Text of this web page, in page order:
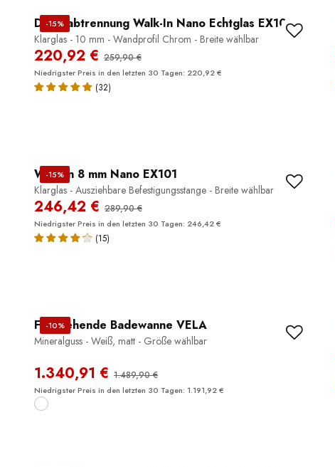
-15%
Duschabtrennung Walk-In Nano Echtglas EX101
Klarglas - 10 mm - Wandprofil Chrom - Breite wählbar
220,92 € 259,90 €
Niedrigster Preis in den letzten 30 Tagen: 220,92 €
(32)
-15%
Walk-In 8 mm Nano EX101
Klarglas - Ausziehbare Befestigungsstange - Breite wählbar
246,42 € 289,90 €
Niedrigster Preis in den letzten 30 Tagen: 246,42 €
(15)
-10%
Freistehende Badewanne VELA
Mineralguss - Weiß, matt - Größe wählbar
1.340,91 € 1.489,90 €
Niedrigster Preis in den letzten 30 Tagen: 1.191,92 €